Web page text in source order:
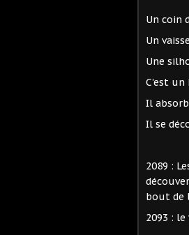
Un coin
Un
Une
C'est un
Il
Il se
2089 :
bout de
2093 :